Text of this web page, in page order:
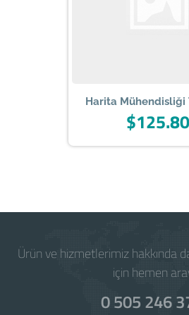
Harita Mühendisliği
$125.80
Ürün ve hizmetlerimiz hakkında
için hemen
0 505 246